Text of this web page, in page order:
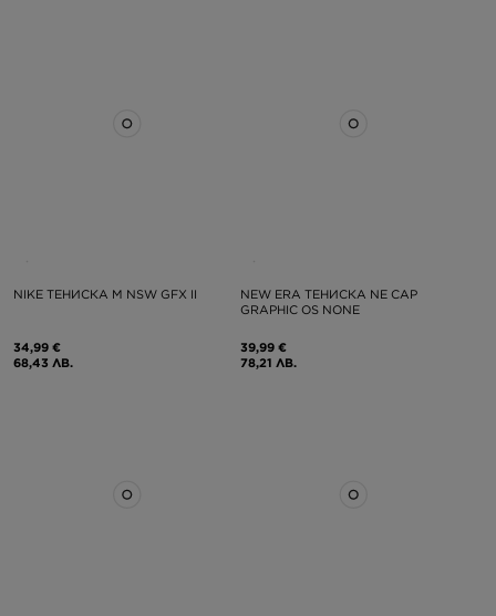
NIKE ТЕНИСКА M NSW GFX II
34,99 €
68,43 ЛВ.
NEW ERA ТЕНИСКА NE CAP
GRAPHIC OS NONE
39,99 €
78,21 ЛВ.